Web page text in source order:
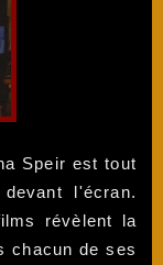
Speir est tout
l'écran.
révèlent la
chacun de ses